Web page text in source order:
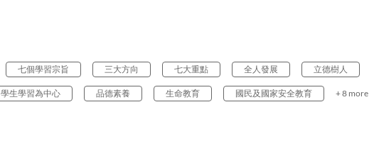
七個學習宗旨 三大方向 七大重點 全人發展 立德樹人
學生學習為中心 品德素養 生命教育 國民及國家安全教育 + 8 more